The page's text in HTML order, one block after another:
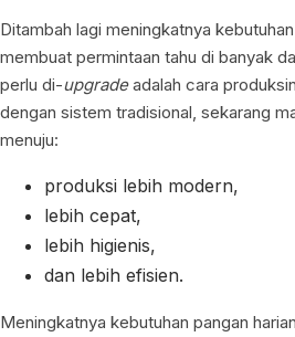
Ditambah lagi meningkatnya
membuat permintaan tahu di banyak
perlu di-upgradeadalah cara
dengan sistem tradisional, sekarang
menuju:
produksi lebih modern,
lebih cepat,
lebih higienis,
dan lebih efisien.
Meningkatnya kebutuhan pangan